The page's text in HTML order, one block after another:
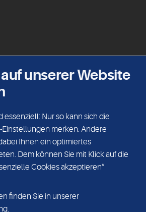
unserer Website
essenziell: Nur so kann sich die
merken. Andere
Ihnen ein optimiertes
Dem können Sie mit Klick auf die
Cookies akzeptieren“
finden Sie in unserer